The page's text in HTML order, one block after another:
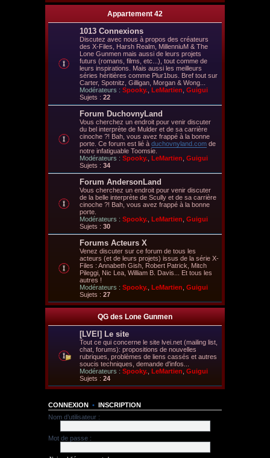
Appartement 42
1013 Connexions
Discutez avec nous à propos des créateurs
des X-Files, Harsh Realm, MillenniuM & The
Lone Gunmen mais aussi de leurs projets
futurs (romans, films, etc...), tout comme de
leurs inspirations. Mais aussi les meilleurs
séries héritières comme Plur1bus. Bref tout sur
Carter, Spotnitz, Gilligan, Morgan & Wong...
Modérateurs : Spooky. LeMartien Guigui
Sujets : 22
Forum DuchovnyLand
Vous cherchez un endroit pour venir discuter
du bel interprète de Mulder et de sa carrière
cinoche ?! Bah, vous avez frappé à la bonne
porte. Ce forum est lié à duchovnyland.com de
notre infatiguable Toomsie.
Modérateurs : Spooky. LeMartien Guigui
Sujets : 34
Forum AndersonLand
Vous cherchez un endroit pour venir discuter
de la belle interprète de Scully et de sa carrière
cinoche ?! Bah, vous avez frappé à la bonne
porte.
Modérateurs : Spooky. LeMartien Guigui
Sujets : 30
Forums Acteurs X
Venez discuter sur ce forum de tous les
acteurs (et de leurs projets) issus de la série X-
Files : Annabeth Gish, Robert Patrick, Mitch
Pileggi, Nic Lea, William B. Davis... Et tous les
autres !
Modérateurs : Spooky. LeMartien Guigui
Sujets : 27
QG des Lone Gunmen
[LVEI] Le site
Tout ce qui concerne le site lvei.net (mailing list,
chat, forums): propositions de nouvelles
rubriques, problèmes de liens cassés et autres
soucis techniques, demande d'infos...
Modérateurs : Spooky. LeMartien Guigui
Sujets : 24
CONNEXION • INSCRIPTION
Nom d’utilisateur :
Mot de passe :